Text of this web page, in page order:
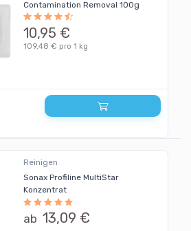
Contamination Removal 100g
10,95 €
109,48 € pro 1 kg
Reinigen
Sonax Profiline MultiStar
Konzentrat
ab 13,09 €